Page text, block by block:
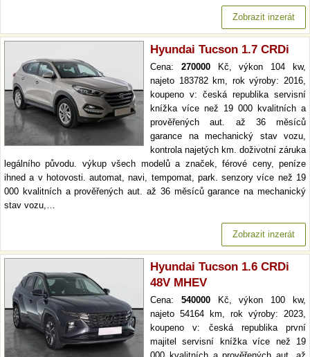
Zobrazit inzerát
Hyundai Tucson 1.7 CRDi
Cena: 270000Kč, výkon 104 kw,
najeto 183782 km, rok výroby: 2016,
koupeno v: česká republika servisní
knížka více než 19 000 kvalitních a
prověřených aut. až 36 měsíců
garance na mechanický stav vozu,
kontrola najetých km. doživotní záruka
legálního původu. výkup všech modelů a značek, férové ceny, peníze
ihned a v hotovosti. automat, navi, tempomat, park. senzory více než 19
000 kvalitních a prověřených aut. až 36 měsíců garance na mechanický
stav vozu,…
Zobrazit inzerát
Hyundai Tucson 1.6 CRDi
48V MHEV
Cena: 540000Kč, výkon 100 kw,
najeto 54164 km, rok výroby: 2023,
koupeno v: česká republika první
majitel servisní knížka více než 19